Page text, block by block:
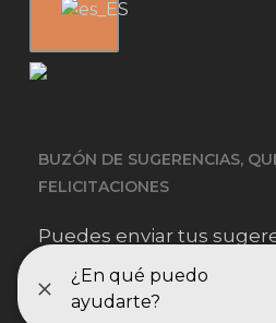
BUZÓN DE SUGERENCIAS,
FELICITACIONES
Puedes enviar tus
felicitaciones
formulario.